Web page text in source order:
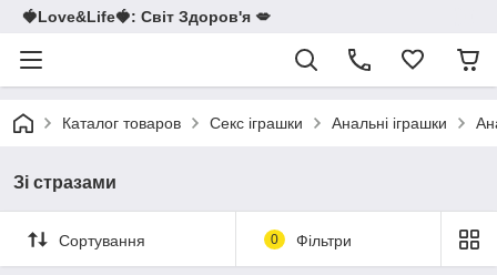
🍓Love&Life🍓: Світ Здоров'я 💋
Каталог товаров Секс іграшки Анальні іграшки
Зі стразами
Сортування 0 Фільтри